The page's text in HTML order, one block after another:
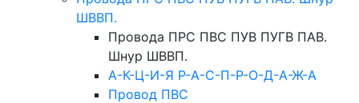
ШВВП.
Провода ПРС ПВС ПУВ ПУГВ ПАВ.
Шнур ШВВП.
А-К-Ц-И-Я Р-А-С-П-Р-О-Д-А-Ж-А
Провод ПВС